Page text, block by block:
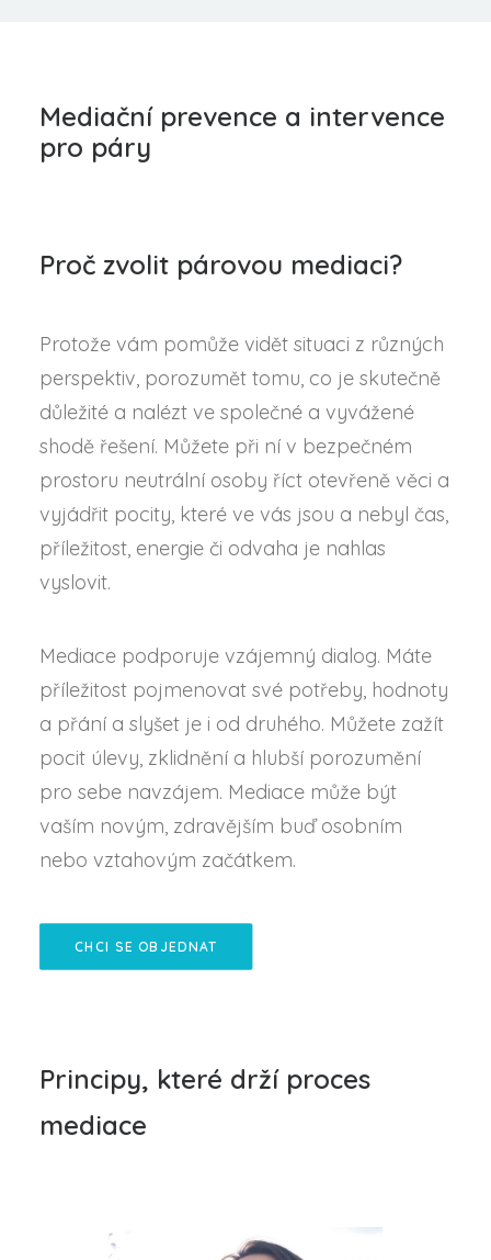
Mediační prevence a intervence
pro páry
Proč zvolit párovou mediaci?
Protože vám pomůže vidět situaci z různých
perspektiv, porozumět tomu, co je skutečně
důležité a nalézt ve společné a vyvážené
shodě řešení. Můžete při ní v bezpečném
prostoru neutrální osoby říct otevřeně věci a
vyjádřit pocity, které ve vás jsou a nebyl čas,
příležitost, energie či odvaha je nahlas
vyslovit.
Mediace podporuje vzájemný dialog. Máte
příležitost pojmenovat své potřeby, hodnoty
a přání a slyšet je i od druhého. Můžete zažít
pocit úlevy, zklidnění a hlubší porozumění
pro sebe navzájem. Mediace může být
vaším novým, zdravějším buď osobním
nebo vztahovým začátkem.
CHCI SE OBJEDNAT
Principy, které drží proces
mediace